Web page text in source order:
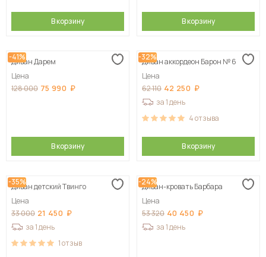
В корзину В корзину
-41%
Диван Дарем
Цена
128 000 75 990
В корзину
-32%
Диван аккордеон Барон № 6
Цена
62 110 42 250
за 1 день
4отзыва
В корзину
-35%
Диван детский Твинго
Цена
33 000 21 450
за 1 день
1отзыв
-24%
Диван-кровать Барбара
Цена
53 320 40 450
за 1 день